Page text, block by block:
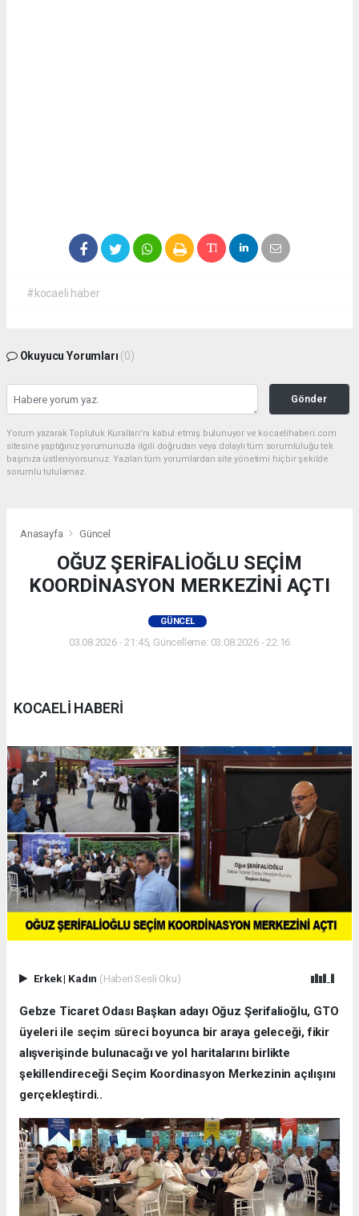
#kocaeli haber
Okuyucu Yorumları (0)
Gönder
Yorum yazarak Topluluk Kuralları’nı kabul etmiş bulunuyor ve kocaelihaberi.com
sitesine yaptığınız yorumunuzla ilgili doğrudan veya dolaylı tüm sorumluluğu tek
başınıza üstleniyorsunuz. Yazılan tüm yorumlardan site yönetimi hiçbir şekilde
sorumlu tutulamaz.
Anasayfa Güncel
OĞUZ ŞERİFALİOĞLU SEÇİM
KOORDİNASYON MERKEZİNİ AÇTI
GÜNCEL
03.08.2026 - 21:45, Güncelleme: 03.08.2026 - 22:16
KOCAELİ HABERİ
Erkek| Kadın (Haberi Sesli Oku)
Gebze Ticaret Odası Başkan adayı Oğuz Şerifalioğlu, GTO
üyeleri ile seçim süreci boyunca bir araya geleceği, fikir
alışverişinde bulunacağı ve yol haritalarını birlikte
şekillendireceği Seçim Koordinasyon Merkezinin açılışını
gerçekleştirdi..